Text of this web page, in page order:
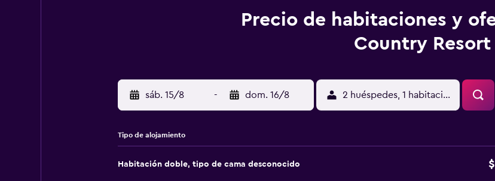
Precio de habitaciones y
Country Resort
sáb. 15/8 - dom. 16/8 2 huéspedes, 1 habitación
Tipo de alojamiento
Habitación doble, tipo de cama desconocido